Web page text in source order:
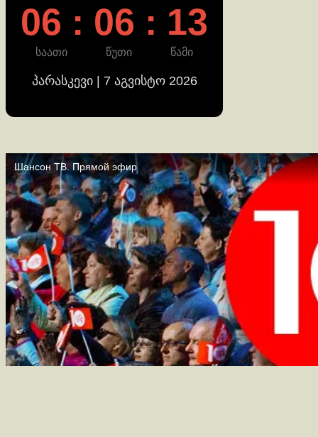
06 : 06 : 13
საათი წუთი წამი
პარასკევი | 7 აგვისტო 2026